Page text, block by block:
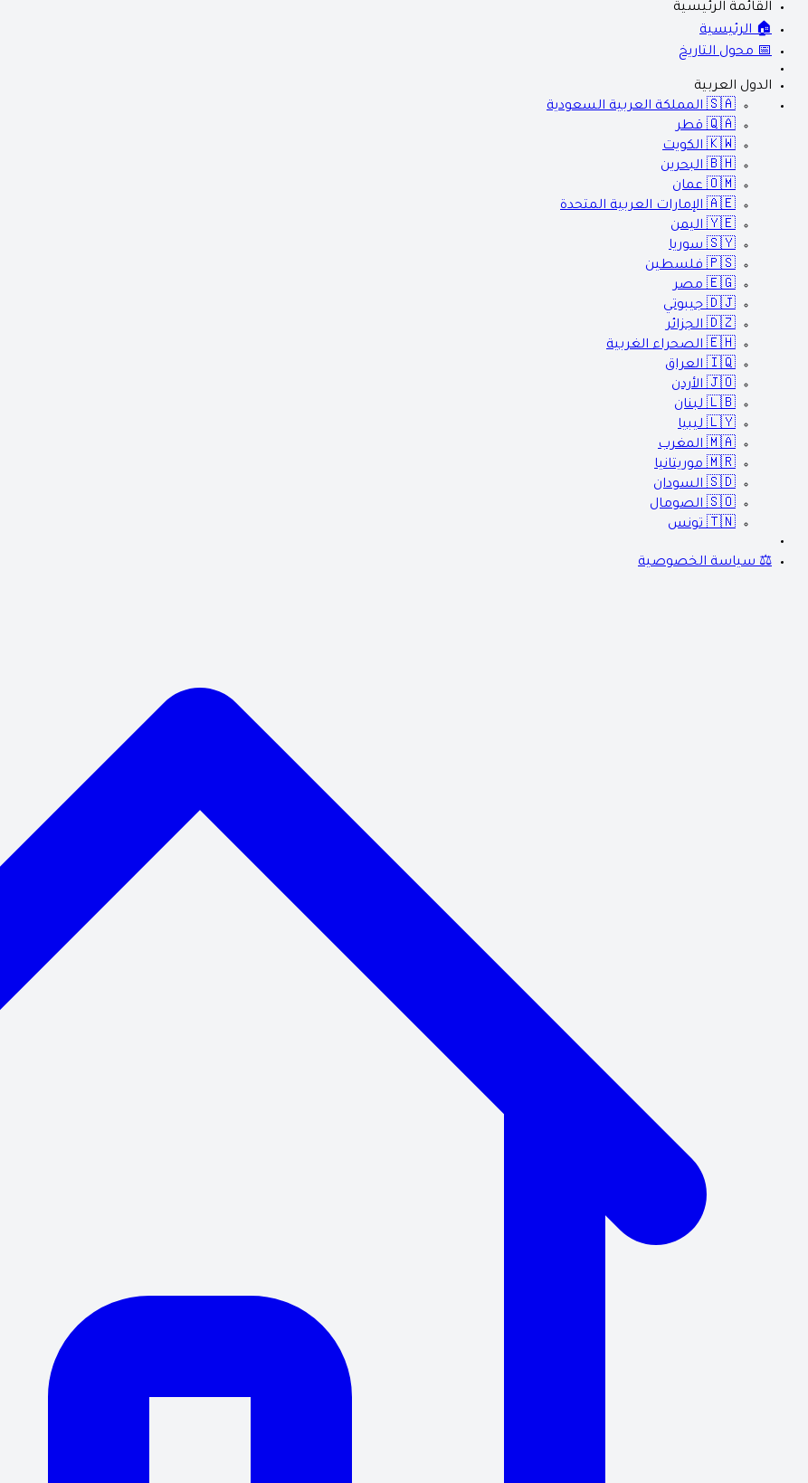
القائمة الرئيسية
🏠 الرئيسية
📅 محول التاريخ
الدول العربية
🇸🇦 المملكة العربية السعودية
🇶🇦 قطر
🇰🇼 الكويت
🇧🇭 البحرين
🇴🇲 عمان
🇦🇪 الإمارات العربية المتحدة
🇾🇪 اليمن
🇸🇾 سوريا
🇵🇸 فلسطين
🇪🇬 مصر
🇩🇯 جيبوتي
🇩🇿 الجزائر
🇪🇭 الصحراء الغربية
🇮🇶 العراق
🇯🇴 الأردن
🇱🇧 لبنان
🇱🇾 ليبيا
🇲🇦 المغرب
🇲🇷 موريتانيا
🇸🇩 السودان
🇸🇴 الصومال
🇹🇳 تونس
⚖️ سياسة الخصوصية